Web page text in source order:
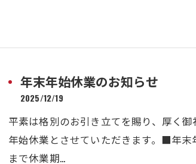
年末年始休業のお知らせ
2025/12/19
平素は格別のお引き立てを賜り、厚く
年始休業とさせていただきます。■年末
まで休業期…